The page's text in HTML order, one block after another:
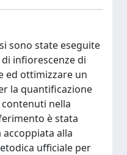
sono state eseguite
infiorescenze di
ed ottimizzare un
la quantificazione
nella
è stata
alla
ufficiale per